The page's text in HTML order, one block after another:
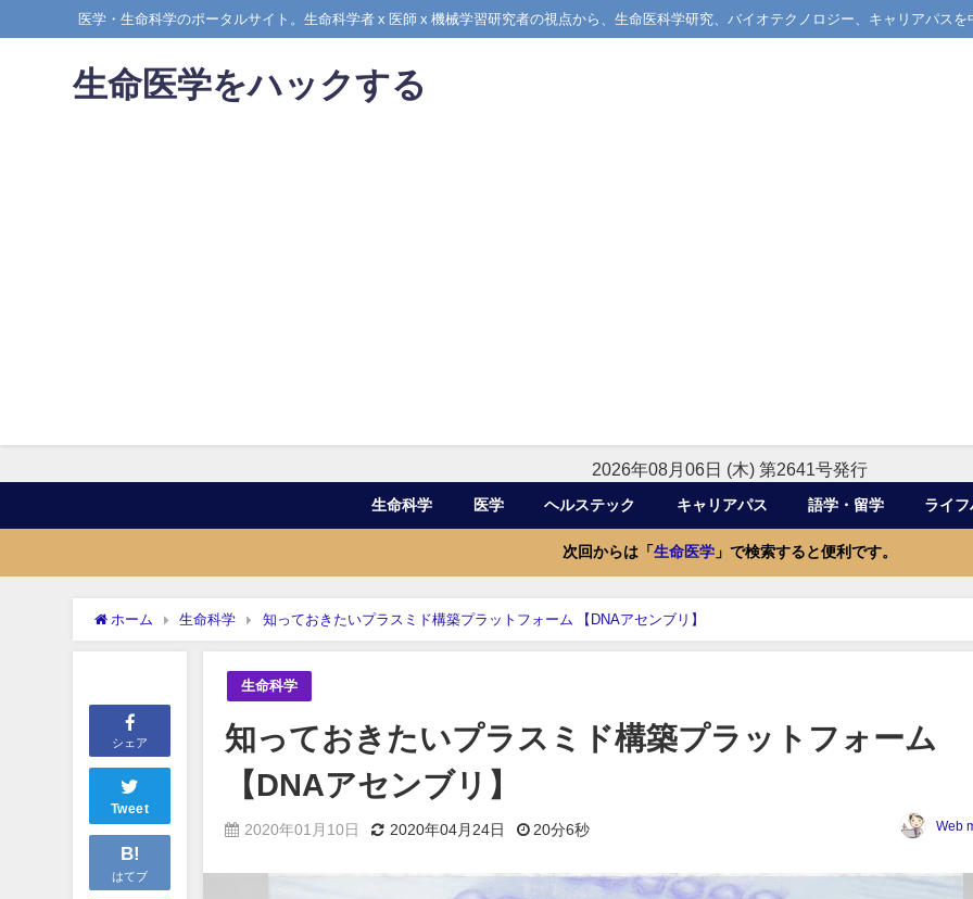
医学・生命科学のポータルサイト。生命科学者 x 医師 x 機械学習研究者の視点から、生命医科学研究、バイオテクノロジー、キャリアパスを
生命医学をハックする
2026年08月06日 (木) 第2641号発行
生命科学 医学 ヘルステック キャリアパス 語学・留学 ライ
次回からは「生命医学 」で検索すると便利です。
ホーム 生命科学 知っておきたいプラスミド構築プラットフォーム 【DNAアセンブリ】
シェア
Tweet
B!
はてブ
生命科学
知っておきたいプラスミド構築プラットフォーム
【DNAアセンブリ】
2020年01月10日 2020年04月24日 20分6秒 Web